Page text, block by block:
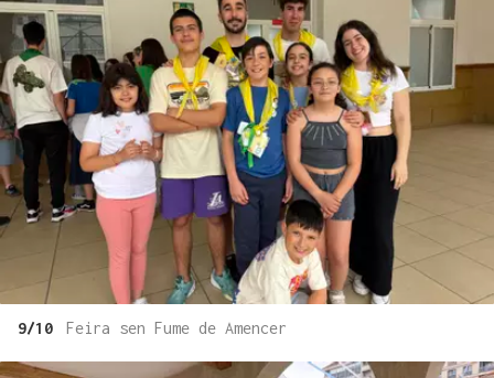
9/10 Feira sen Fume de Amencer